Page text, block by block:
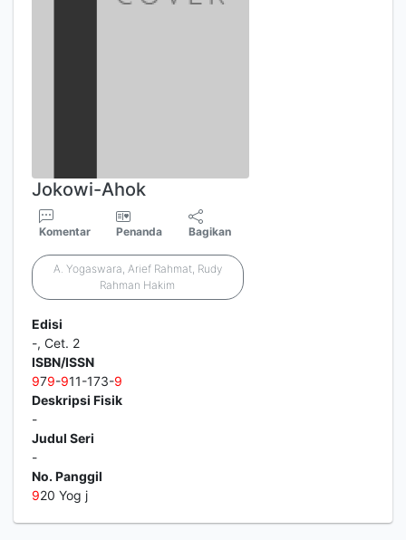
Jokowi-Ahok
Komentar Penanda Bagikan
A. Yogaswara, Arief Rahmat, Rudy
Rahman Hakim
Edisi
-, Cet. 2
ISBN/ISSN
979-911-173-9
Deskripsi Fisik
-
Judul Seri
-
No. Panggil
920 Yog j